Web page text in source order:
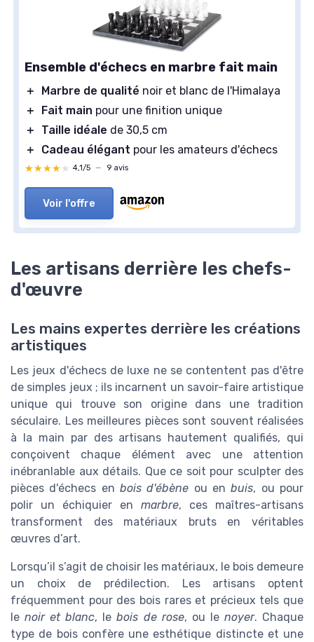
Ensemble d'échecs en marbre fait main
＋ Marbre de qualité noir et blanc de l'Himalaya
＋
Fait main pour une finition unique
＋
Taille idéale de 30,5 cm
＋
Cadeau élégant pour les amateurs d'échecs
★★★★★
★★★★★ 4,1/5 — 9 avis
Voir l'offre
Les artisans derrière les chefs-
d'œuvre
Les mains expertes derrière les créations
artistiques
Les jeux d'échecs de luxe ne se contentent pas d'être
de simples jeux ; ils incarnent un savoir-faire artistique
unique qui trouve son origine dans une tradition
séculaire. Les meilleures pièces sont souvent réalisées
à la main par des artisans hautement qualifiés, qui
conçoivent chaque élément avec une attention
inébranlable aux détails. Que ce soit pour sculpter des
pièces d'échecs en bois d'ébène ou enbuis, ou pour
polir un échiquier en marbre, ces maîtres-artisans
transforment des matériaux bruts en véritables
œuvres d’art.
Lorsqu’il s’agit de choisir les matériaux, le bois demeure
un choix de prédilection. Les artisans optent
fréquemment pour des bois rares et précieux tels que
lenoir et blanc, lebois de rose, ou le noyer. Chaque
type de bois confère une esthétique distincte et une